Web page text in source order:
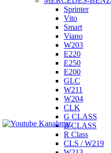
Sprinter
Vito
Smart
Viano
W203
E220
E250
E200
GLC
W211
W204
CLK
G CLASS
B CLASS
R Class
CLS / W219